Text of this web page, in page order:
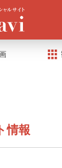
情報